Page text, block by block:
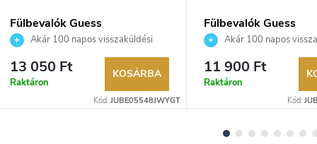
Fülbevalók Guess
JUBE05548JWYGT
Akár 100 napos visszaküldési
lehetőség. Hivatalos márkakereskedő.
13 050 Ft
Raktáron
KOSÁRBA
Kód: JUBE05548JWYGT
Fülbevalók Guess
JUBE05058JWYGT
Akár 100 napos
lehetőség. Hivatalos
11 900 Ft
Raktáron
Kód: